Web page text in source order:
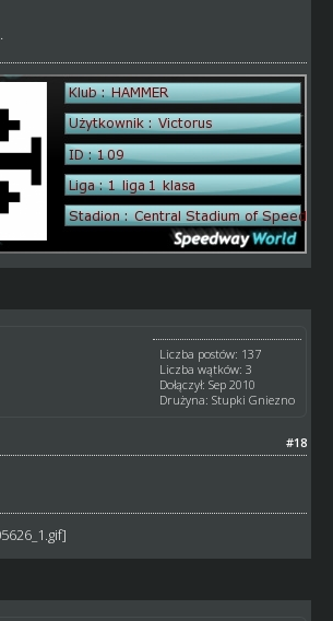
Liczba postów: 137
Liczba wątków: 3
Dołączył: Sep 2010
Drużyna: Stupki Gniezno
#18